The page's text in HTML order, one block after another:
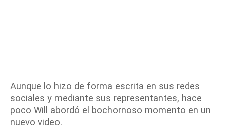
Aunque lo hizo de forma escrita en sus redes
sociales y mediante sus representantes, hace
poco Will abordó el bochornoso momento en un
nuevo video.